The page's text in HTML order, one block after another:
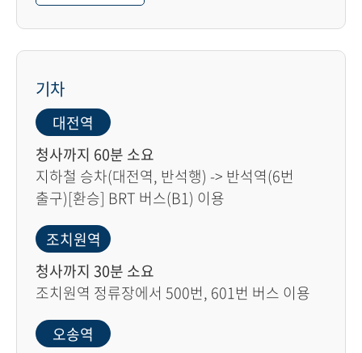
기차
대전역
청사까지 60분 소요
지하철 승차(대전역, 반석행) -> 반석역(6번
출구)[환승] BRT 버스(B1) 이용
조치원역
청사까지 30분 소요
조치원역 정류장에서 500번, 601번 버스 이용
오송역